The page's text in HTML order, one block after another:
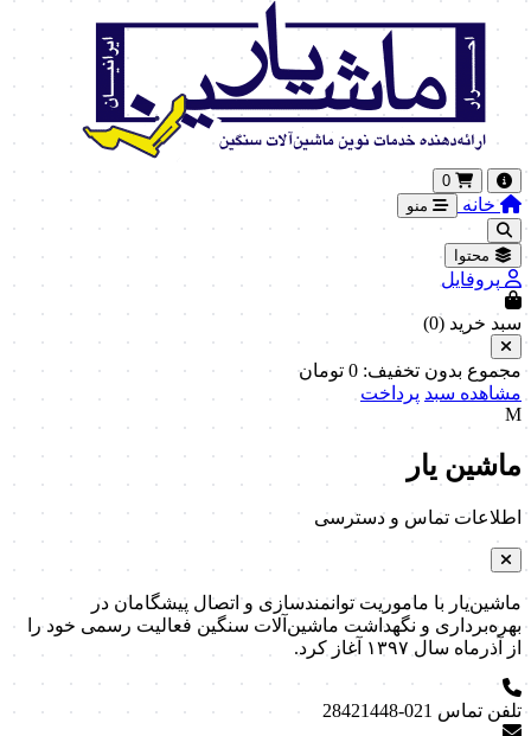
0
خانه منو
محتوا
پروفایل
سبد خرید (0
)
مجموع بدون تخفیف: 0 تومان
مشاهده سبد پرداخت
M
ماشین یار
اطلاعات تماس و دسترسی
ماشین‌یار با ماموریت توانمندسازی و اتصال پیشگامان در
بهره‌برداری و نگهداشت ماشین‌آلات سنگین فعالیت رسمی خود را
از آذرماه سال ۱۳۹۷ آغاز کرد.
تلفن تماس 021-28421448